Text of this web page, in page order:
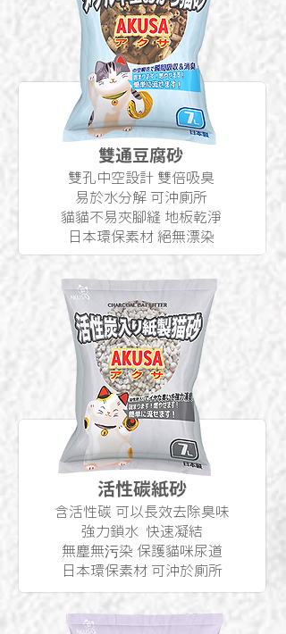
雙孔中空設計 雙倍吸臭
易於水分解 可沖廁所
貓貓不易夾腳縫 地板乾淨
日本環保素材 絕無漂染
雙通豆腐砂
含活性碳 可以長效去除臭味
強力鎖水 快速凝結
無塵無污染 保護貓咪尿道
日本環保素材 可沖於廁所
活性碳紙砂